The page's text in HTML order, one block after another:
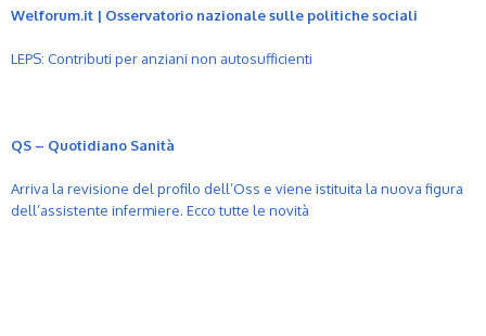
Welforum.it | Osservatorio nazionale sulle politiche sociali
LEPS: Contributi per anziani non autosufficienti
QS – Quotidiano Sanità
Arriva la revisione del profilo dell’Oss e viene istituita la nuova figura
dell’assistente infermiere. Ecco tutte le novità